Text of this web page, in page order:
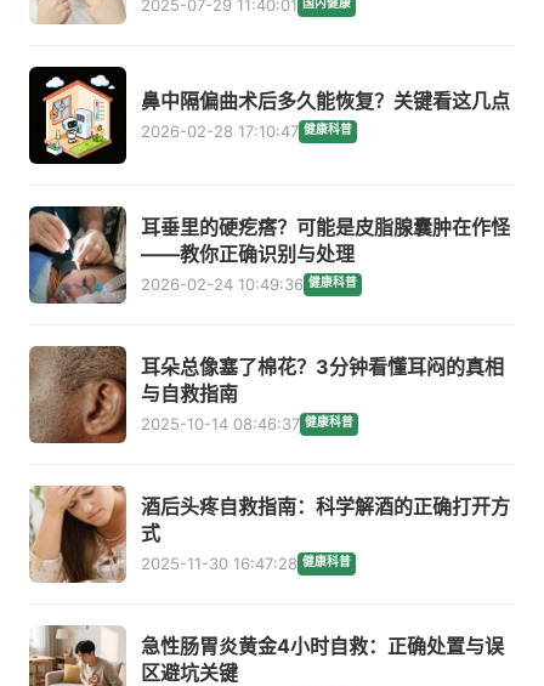
2025-07-29 11:40:01 国内健康
鼻中隔偏曲术后多久能恢复？关键看这几点
2026-02-28 17:10:47 健康科普
耳垂里的硬疙瘩？可能是皮脂腺囊肿在作怪
——教你正确识别与处理
2026-02-24 10:49:36 健康科普
耳朵总像塞了棉花？3分钟看懂耳闷的真相
与自救指南
2025-10-14 08:46:37 健康科普
酒后头疼自救指南：科学解酒的正确打开方
式
2025-11-30 16:47:28 健康科普
急性肠胃炎黄金4小时自救：正确处置与误
区避坑关键